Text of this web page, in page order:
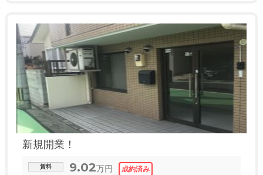
新規開業！
賃料 9.02万円